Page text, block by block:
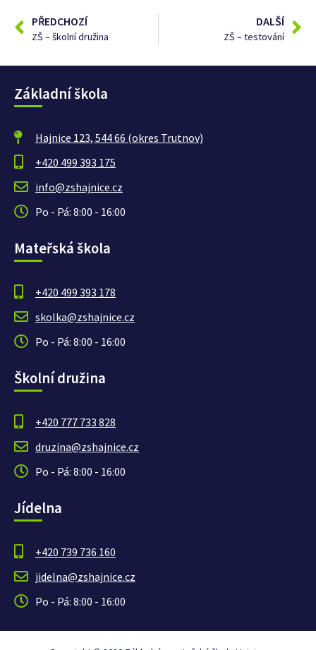
PŘEDCHOZÍ
ZŠ – školní družina
DALŠÍ
ZŠ – testování
Základní škola
Hajnice 123, 544 66 (okres Trutnov)
+420 499 393 175
info@zshajnice.cz
Po - Pá: 8:00 - 16:00
Mateřská škola
+420 499 393 178
skolka@zshajnice.cz
Po - Pá: 8:00 - 16:00
Školní družina
+420 777 733 828
druzina@zshajnice.cz
Po - Pá: 8:00 - 16:00
Jídelna
+420 739 736 160
jidelna@zshajnice.cz
Po - Pá: 8:00 - 16:00